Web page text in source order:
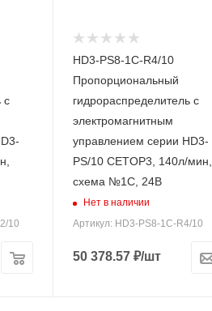
с
10
HD3-PS8-1C-R4/10
Пропорциональный
гидрораспределитель с
электромагнитным
управлением серии HD3-
PS/10 CETOP3, 140л/мин,
схема №1C, 24В
Нет в наличии
Артикул: HD3-PS8-1C-R4/10
50 378.57 ₽/шт